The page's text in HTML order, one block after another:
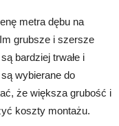
metra dębu na
grubsze i szersze
bardziej trwałe i
wybierane do
że większa grubość i
koszty montażu.